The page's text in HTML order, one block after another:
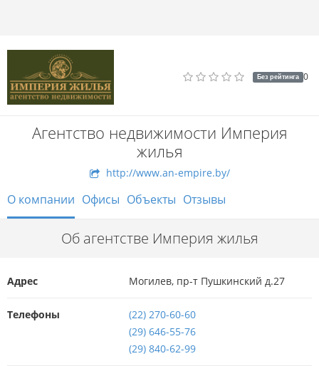
Без рейтинга 0
Агентство недвижимости Империя
жилья
http://www.an-empire.by/
О компании Офисы Объекты Отзывы
Об агентстве Империя жилья
Адрес Могилев, пр-т Пушкинский д.27
Телефоны
(22) 270-60-60
(29) 646-55-76
(29) 840-62-99